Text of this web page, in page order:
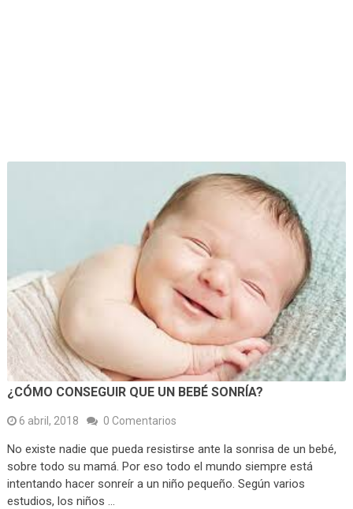
¿CÓMO CONSEGUIR QUE UN BEBÉ SONRÍA?
6 abril, 2018 0 Comentarios
No existe nadie que pueda resistirse ante la sonrisa de un bebé,
sobre todo su mamá. Por eso todo el mundo siempre está
intentando hacer sonreír a un niño pequeño. Según varios
estudios, los niños …